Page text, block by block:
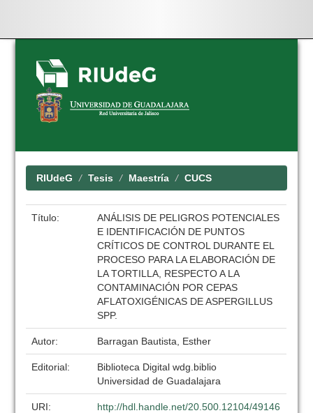
Skip
navigation
RIUdeG Tesis Maestría CUCS
Título:
ANÁLISIS DE PELIGROS POTENCIALES
E IDENTIFICACIÓN DE PUNTOS
CRÍTICOS DE CONTROL DURANTE EL
PROCESO PARA LA ELABORACIÓN DE
LA TORTILLA, RESPECTO A LA
CONTAMINACIÓN POR CEPAS
AFLATOXIGÉNICAS DE ASPERGILLUS
SPP.
Autor: Barragan Bautista, Esther
Editorial:
Biblioteca Digital wdg.biblio
Universidad de Guadalajara
URI:
http://hdl.handle.net/20.500.12104/49146